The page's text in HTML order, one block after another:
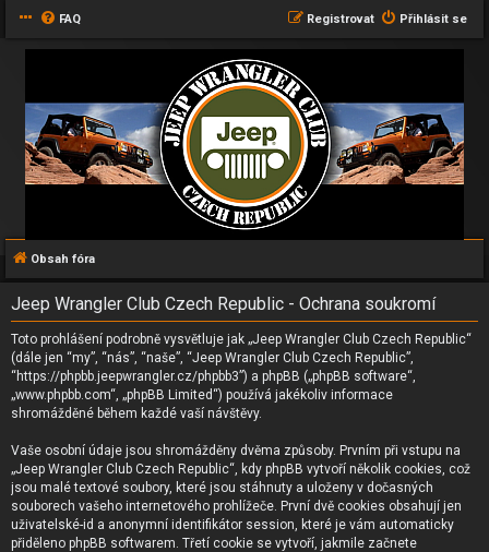
FAQ Přihlásit se
Registrovat
Obsah fóra
Jeep Wrangler Club Czech Republic - Ochrana soukromí
Toto prohlášení podrobně vysvětluje jak „Jeep Wrangler Club Czech Republic“
(dále jen “my”, “nás”, “naše”, “Jeep Wrangler Club Czech Republic”,
“https://phpbb.jeepwrangler.cz/phpbb3”) a phpBB („phpBB software“,
„www.phpbb.com“, „phpBB Limited“) používá jakékoliv informace
shromážděné během každé vaší návštěvy.
Vaše osobní údaje jsou shromážděny dvěma způsoby. Prvním při vstupu na
„Jeep Wrangler Club Czech Republic“, kdy phpBB vytvoří několik cookies, což
jsou malé textové soubory, které jsou stáhnuty a uloženy v dočasných
souborech vašeho internetového prohlížeče. První dvě cookies obsahují jen
uživatelské-id a anonymní identifikátor session, které je vám automaticky
přiděleno phpBB softwarem. Třetí cookie se vytvoří, jakmile začnete